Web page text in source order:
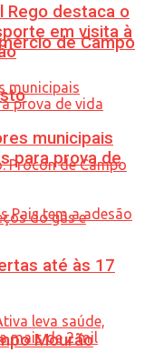
de Campo
Mourão
Rego destaca o
em visita à
municipais
para prova de
até às 17